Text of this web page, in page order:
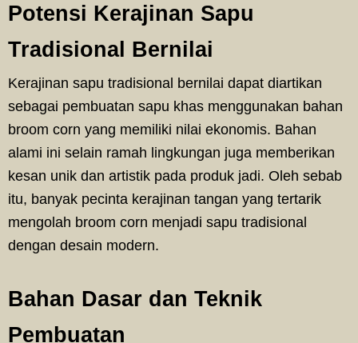
Potensi Kerajinan Sapu
Tradisional Bernilai
Kerajinan sapu tradisional bernilai dapat diartikan
sebagai pembuatan sapu khas menggunakan bahan
broom corn yang memiliki nilai ekonomis. Bahan
alami ini selain ramah lingkungan juga memberikan
kesan unik dan artistik pada produk jadi. Oleh sebab
itu, banyak pecinta kerajinan tangan yang tertarik
mengolah broom corn menjadi sapu tradisional
dengan desain modern.
Bahan Dasar dan Teknik
Pembuatan